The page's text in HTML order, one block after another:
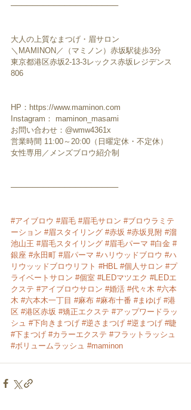
────────────────────
大人の上質なまつげ・眉サロン
＼MAMINON／（マミノン）赤坂駅徒歩3分
東京都港区赤坂2-13-3レックス赤坂レジデンス
806
HP：https://www.maminon.com
Instagram： maminon_masami
お問い合わせ：@wmw4361x
営業時間 11:00～20:00（日曜定休・不定休）
女性専用／メンズブロウ紹介制
────────────────────
#アイブロウ #眉毛 #眉毛サロン #ブロウラミテ
ーション #眉スタイリング #赤坂 #赤坂見附 #溜
池山王 #眉毛スタイリング #眉毛パーマ #白金 #
銀座 #永田町 #眉パーマ #ハリウッドブロウ #ハ
リウッッドブロウリフト #HBL #個人サロン #プ
ライベートサロン #個室 #LEDマツエク #LEDエ
クステ #アイブロウサロン #婚活 #代々木 #六本
木 #六本木一丁目 #麻布 #麻布十番 #まゆげ #港
区 #港区赤坂 #矯正エクステ #アップワードラッ
シュ #下向きまつげ #逆さまつげ #逆まつげ #睫
#下まつげ #カラーエクステ #フラットラッシュ
#ボリュームラッシュ #maminon